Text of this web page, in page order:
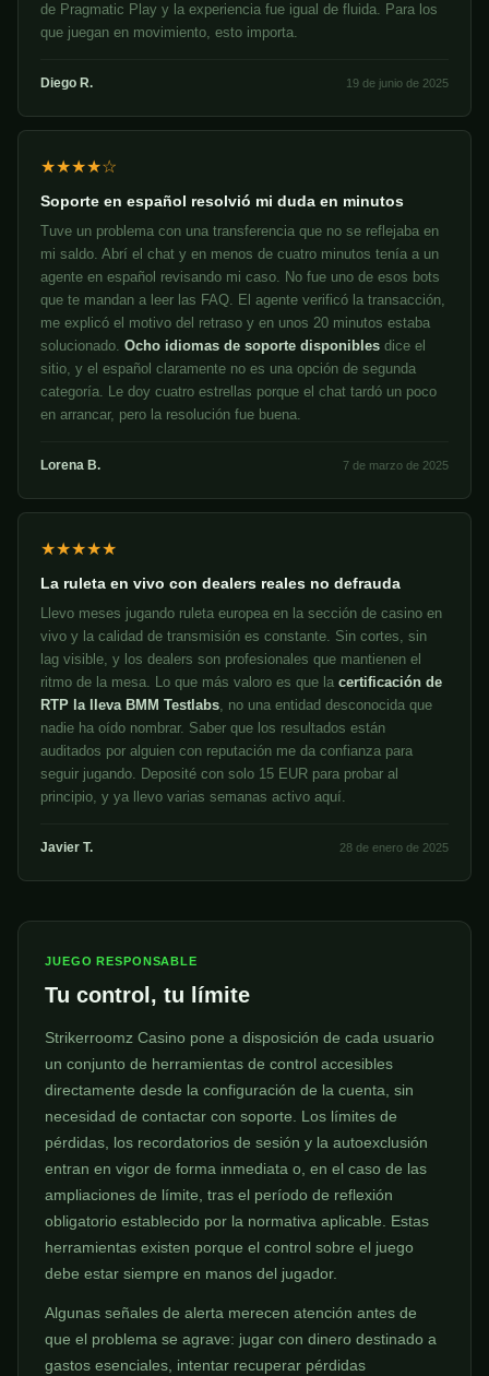
de Pragmatic Play y la experiencia fue igual de fluida. Para los
que juegan en movimiento, esto importa.
Diego R. 19 de junio de 2025
★★★★☆
Soporte en español resolvió mi duda en minutos
Tuve un problema con una transferencia que no se reflejaba en
mi saldo. Abrí el chat y en menos de cuatro minutos tenía a un
agente en español revisando mi caso. No fue uno de esos bots
que te mandan a leer las FAQ. El agente verificó la transacción,
me explicó el motivo del retraso y en unos 20 minutos estaba
solucionado. Ocho idiomas de soporte disponibles dice el
sitio, y el español claramente no es una opción de segunda
categoría. Le doy cuatro estrellas porque el chat tardó un poco
en arrancar, pero la resolución fue buena.
Lorena B. 7 de marzo de 2025
★★★★★
La ruleta en vivo con dealers reales no defrauda
Llevo meses jugando ruleta europea en la sección de casino en
vivo y la calidad de transmisión es constante. Sin cortes, sin
lag visible, y los dealers son profesionales que mantienen el
ritmo de la mesa. Lo que más valoro es que la certificación de
RTP la lleva BMM Testlabs, no una entidad desconocida que
nadie ha oído nombrar. Saber que los resultados están
auditados por alguien con reputación me da confianza para
seguir jugando. Deposité con solo 15 EUR para probar al
principio, y ya llevo varias semanas activo aquí.
Javier T. 28 de enero de 2025
JUEGO RESPONSABLE
Tu control, tu límite
Strikerroomz Casino pone a disposición de cada usuario
un conjunto de herramientas de control accesibles
directamente desde la configuración de la cuenta, sin
necesidad de contactar con soporte. Los límites de
pérdidas, los recordatorios de sesión y la autoexclusión
entran en vigor de forma inmediata o, en el caso de las
ampliaciones de límite, tras el período de reflexión
obligatorio establecido por la normativa aplicable. Estas
herramientas existen porque el control sobre el juego
debe estar siempre en manos del jugador.
Algunas señales de alerta merecen atención antes de
que el problema se agrave: jugar con dinero destinado a
gastos esenciales, intentar recuperar pérdidas